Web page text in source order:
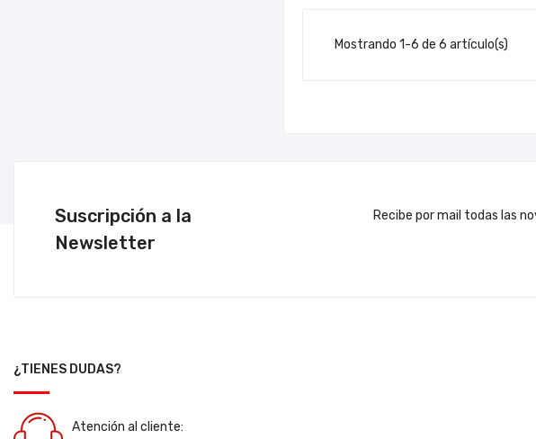
Mostrando 1-6 de 6 artículo(s)
Suscripción a la
Newsletter
Recibe por mail todas las
¿TIENES DUDAS?
Atención al cliente: